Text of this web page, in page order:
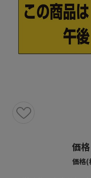
価格
価格(